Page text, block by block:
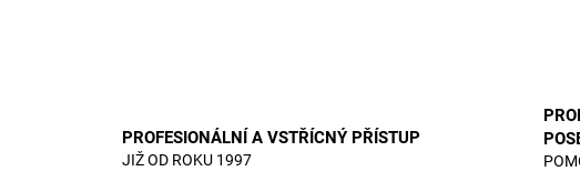
PROFESIONÁLNÍ A VSTŘÍCNÝ PŘÍSTUP
JIŽ OD ROKU 1997